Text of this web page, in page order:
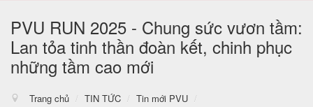
PVU RUN 2025 - Chung sức vươn tầm:
Lan tỏa tinh thần đoàn kết, chinh phục
những tầm cao mới
Trang chủ / TIN TỨC / Tin mới PVU
/